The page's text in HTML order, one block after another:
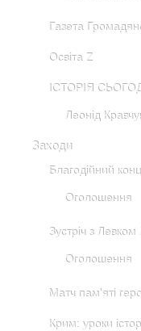
Газета
Освіта Z
ІСТОРІЯ
Леонід
Заходи
Благодійний
Оголошення
Зустріч з
Оголошення
Матч пам'яті
Крим: уроки